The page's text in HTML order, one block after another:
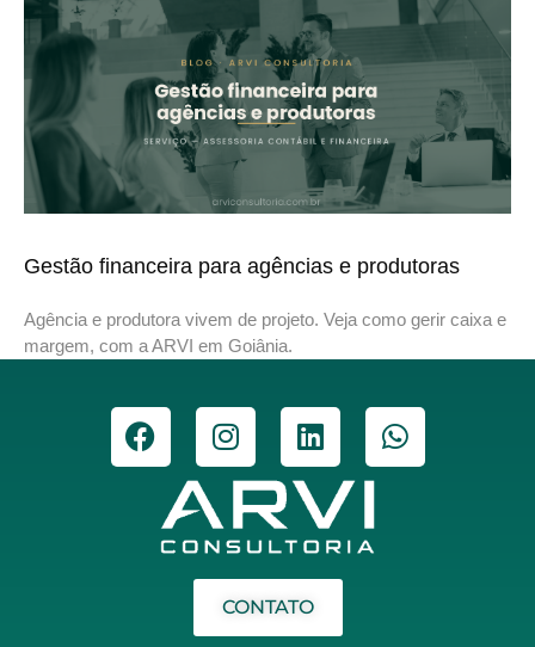
Gestão financeira para agências e produtoras
Agência e produtora vivem de projeto. Veja como gerir caixa e
margem, com a ARVI em Goiânia.
CONTATO